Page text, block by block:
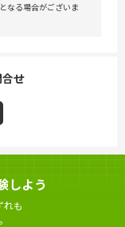
なる場合がございま
せ
しよう
れも